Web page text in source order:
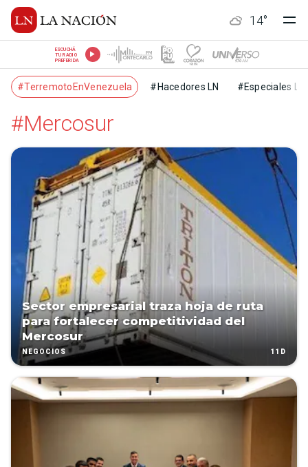
14°
ESCUCHÁ
TU RADIO
PREFERIDA
#TerremotoEnVenezuela #Hacedores LN #Especiales LN
#Mercosur
Sector empresarial traza hoja de ruta
para fortalecer competitividad del
Mercosur
NEGOCIOS 11D